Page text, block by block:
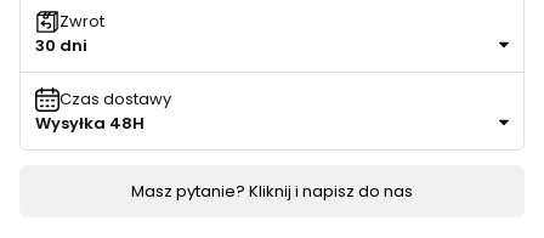
Zwrot
30 dni
Czas dostawy
Wysyłka 48H
Masz pytanie? Kliknij i napisz do nas